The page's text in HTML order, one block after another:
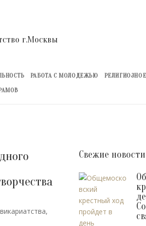
г.Москвы
РАБОТА С МОЛОДЕЖЬЮ
,
Свежие новости